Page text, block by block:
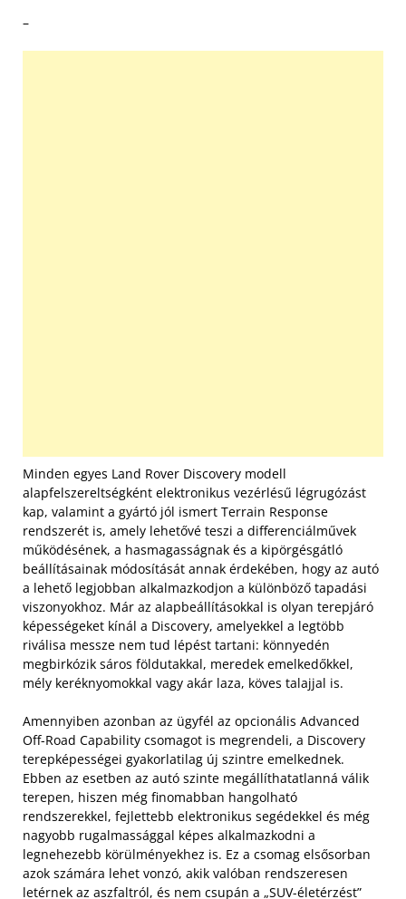
–
Minden egyes Land Rover Discovery modell
alapfelszereltségként elektronikus vezérlésű légrugózást
kap, valamint a gyártó jól ismert Terrain Response
rendszerét is, amely lehetővé teszi a differenciálművek
működésének, a hasmagasságnak és a kipörgésgátló
beállításainak módosítását annak érdekében, hogy az autó
a lehető legjobban alkalmazkodjon a különböző tapadási
viszonyokhoz. Már az alapbeállításokkal is olyan terepjáró
képességeket kínál a Discovery, amelyekkel a legtöbb
riválisa messze nem tud lépést tartani: könnyedén
megbirkózik sáros földutakkal, meredek emelkedőkkel,
mély keréknyomokkal vagy akár laza, köves talajjal is.
Amennyiben azonban az ügyfél az opcionális Advanced
Off-Road Capability csomagot is megrendeli, a Discovery
terepképességei gyakorlatilag új szintre emelkednek.
Ebben az esetben az autó szinte megállíthatatlanná válik
terepen, hiszen még finomabban hangolható
rendszerekkel, fejlettebb elektronikus segédekkel és még
nagyobb rugalmassággal képes alkalmazkodni a
legnehezebb körülményekhez is. Ez a csomag elsősorban
azok számára lehet vonzó, akik valóban rendszeresen
letérnek az aszfaltról, és nem csupán a „SUV-életérzést”